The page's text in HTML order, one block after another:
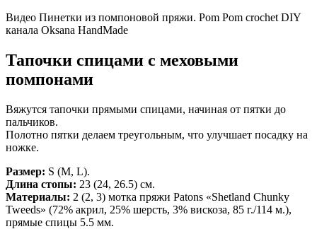
Видео Пинетки из помпоновой пряжи. Pom Pom crochet DIY
канала Oksana HandMade
Тапочки спицами с меховыми
помпонами
Вяжутся тапочки прямыми спицами, начиная от пятки до
пальчиков.
Полотно пятки делаем треугольным, что улучшает посадку на
ножке.
Размер: S (M, L).
Длина стопы: 23 (24, 26.5) см.
Материалы: 2 (2, 3) мотка пряжи Patons «Shetland Chunky
Tweeds» (72% акрил, 25% шерсть, 3% вискоза, 85 г./114 м.),
прямые спицы 5.5 мм.